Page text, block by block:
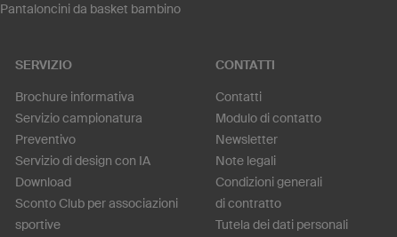
Pantaloncini da basket bambino
SERVIZIO
Brochure informativa
Servizio campionatura
Preventivo
Servizio di design con IA
Download
Sconto Club per associazioni
sportive
CONTATTI
Contatti
Modulo di contatto
Newsletter
Note legali
Condizioni generali
di contratto
Tutela dei dati personali